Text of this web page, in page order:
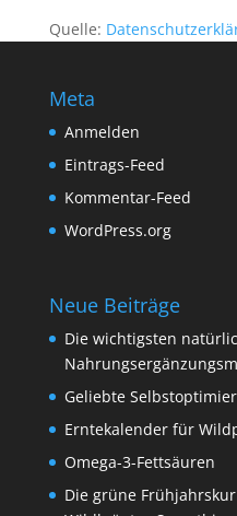
Quelle:
Meta
Anmelden
Eintrags-Feed
Kommentar-Feed
WordPress.org
Neue Beiträge
Die wichtigsten
Geliebte
Erntekalender für
Omega-3-Fettsäuren
Die grüne